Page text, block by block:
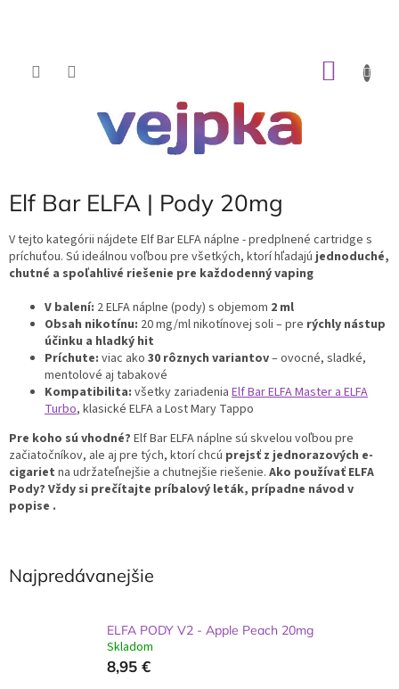
Elf Bar ELFA | Pody 20mg
V tejto kategórii nájdete Elf Bar ELFA náplne - predplnené cartridge s
príchuťou. Sú ideálnou voľbou pre všetkých, ktorí hľadajú jednoduché,
chutné a spoľahlivé riešenie pre každodenný vaping
V balení: 2 ELFA náplne (pody) s objemom 2 ml
Obsah nikotínu: 20 mg/ml nikotínovej soli – pre rýchly nástup
účinku a hladký hit
Príchute: viac ako 30 rôznych variantov– ovocné, sladké,
mentolové aj tabakové
Kompatibilita: všetky zariadenia Elf Bar ELFA Master a ELFA
Turbo, klasické ELFA a Lost Mary Tappo
Pre koho sú vhodné? Elf Bar ELFA náplne sú skvelou voľbou pre
začiatočníkov, ale aj pre tých, ktorí chcú prejsť z jednorazových e-
cigariet na udržateľnejšie a chutnejšie riešenie. Ako používať ELFA
Pody? Vždy si prečítajte príbalový leták, prípadne návod v
popise .
Najpredávanejšie
ELFA PODY V2 - Apple Peach 20mg
Skladom
8,95 €